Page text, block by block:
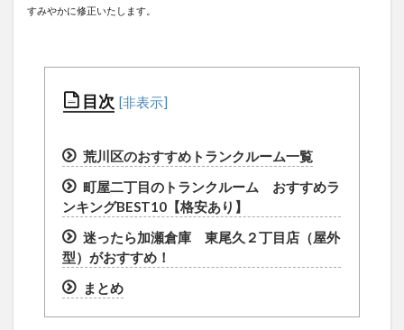
すみやかに修正いたします。
目次
荒川区のおすすめトランクルーム一覧
町屋二丁目のトランクルーム おすすめラ
ンキングBEST10【格安あり】
迷ったら加瀬倉庫 東尾久２丁目店（屋外
型）がおすすめ！
まとめ